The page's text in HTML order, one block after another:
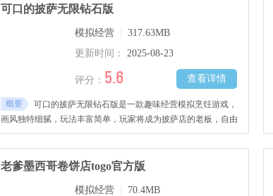
可口的披萨无限钻石版
模拟经营
317.63MB
更新时间：
2025-08-23
查看详情
评分： 5.6
概要
可口的披萨无限钻石版是一款趣味经营模拟烹饪游戏，
画风独特细腻，玩法丰富简单，玩家将成为披萨店的老板，自由
装修设计你的风格店铺，购买烹饪工具与新鲜的食材、原材料
等，根据每一位顾客需求与口味进行烹饪，制作出各式各样的披
萨，获取好评赚取丰富钱财，慢慢将你的披萨店扩建起来，还融
玩家千万不要错过哦！
老爹墨西哥卷饼店togo官方版
模拟经营
70.4MB